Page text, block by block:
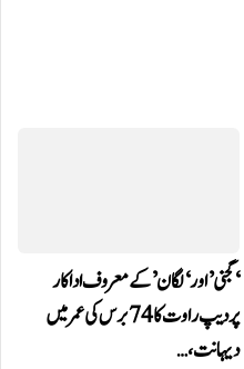
‘گجنی’ اور ‘لگان’ کے معروف اداکار
پردیپ راوت کا 74 برس کی عمر میں
دیہانت،…